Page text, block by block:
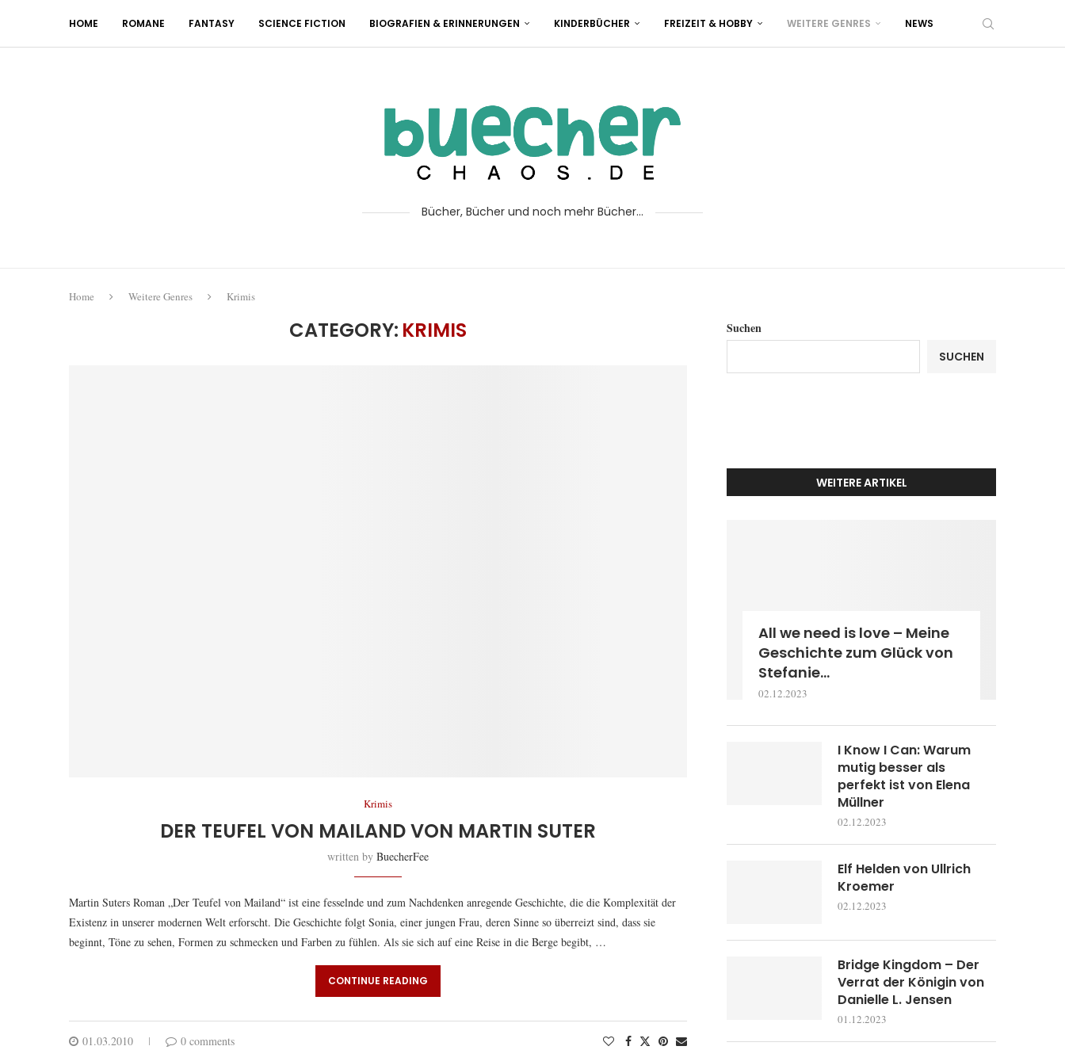
HOME ROMANE FANTASY SCIENCE FICTION BIOGRAFIEN & ERINNERUNGEN KINDERBÜCHER FREIZEIT & HOBBY WEITERE GENRES NEWS
Bücher, Bücher und noch mehr Bücher...
Home Weitere Genres Krimis
CATEGORY: KRIMIS
Krimis
DER TEUFEL VON MAILAND VON MARTIN SUTER
written by BuecherFee
Martin Suters Roman „Der Teufel von Mailand“ ist eine fesselnde und zum Nachdenken anregende Geschichte, die die Komplexität der
Existenz in unserer modernen Welt erforscht. Die Geschichte folgt Sonia, einer jungen Frau, deren Sinne so überreizt sind, dass sie
beginnt, Töne zu sehen, Formen zu schmecken und Farben zu fühlen. Als sie sich auf eine Reise in die Berge begibt, …
CONTINUE READING
01.03.2010 0 comments
Suchen
SUCHEN
WEITERE ARTIKEL
All we need is love – Meine
Geschichte zum Glück von
Stefanie...
02.12.2023
I Know I Can: Warum
mutig besser als
perfekt ist von Elena
Müllner
02.12.2023
Elf Helden von Ullrich
Kroemer
02.12.2023
Bridge Kingdom – Der
Verrat der Königin von
Danielle L. Jensen
01.12.2023